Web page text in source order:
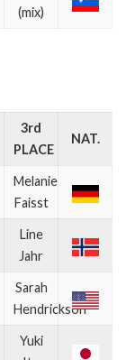
(mix)
3rd
PLACE
NAT.
Melanie
Faisst
Line
Jahr
Sarah
Hendrickson
Yuki